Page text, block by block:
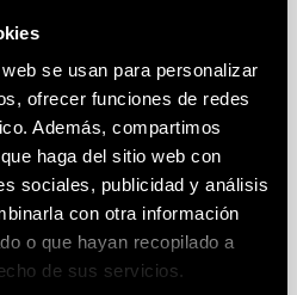
se usan para personalizar
ofrecer funciones de redes
Además, compartimos
haga del sitio web con
sociales, publicidad y análisis
con otra información
o que hayan recopilado a
de sus servicios.